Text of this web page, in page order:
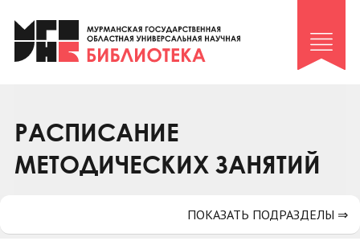
Клуб «Гиря и сельдерей»
Клуб «Семейный архив»
Коллегам
Контакты
РАСПИСАНИЕ
МЕТОДИЧЕСКИХ ЗАНЯТИЙ
ПОКАЗАТЬ ПОДРАЗДЕЛЫ ⇒